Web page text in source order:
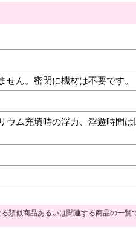
ん。密閉に機材は不要です。
ウム充填時の浮力、浮遊時間は
類似商品あるいは関連する商品の一覧